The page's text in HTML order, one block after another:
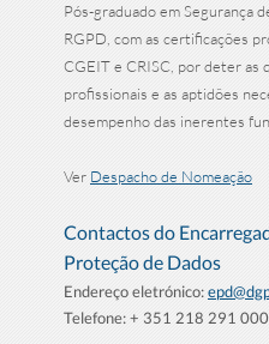
Pós-graduado em Segurança
RGPD, com as certificações
CGEIT e CRISC, por deter as
profissionais e as aptidões
desempenho das inerentes
Ver Despacho de Nomeação
Contactos do
Proteção de Dados
Endereço eletrónico:
Telefone: + 351 218 291 000